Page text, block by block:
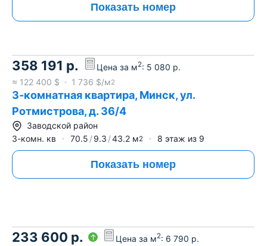
Показать номер
358 191 р. Цена за м2: 5 080 р.
≈ 122 400 $ 1 736 $/м2
3-комнатная квартира, Минск, ул.
Ротмистрова, д. 36/4
Заводской район
3-комн. кв
70.5 9.3 43.2 м2 8 этаж из 9
Показать номер
233 600 р. Цена за м2: 6 790 р.